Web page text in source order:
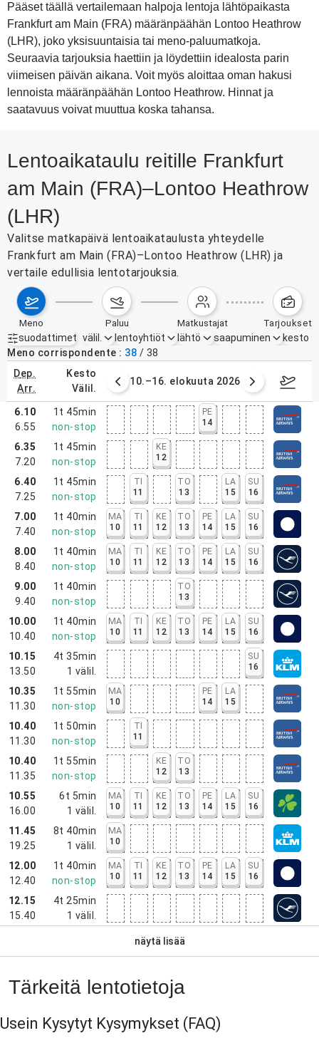
Pääset täällä vertailemaan halpoja lentoja lähtöpaikasta
Frankfurt am Main (FRA) määränpäähän Lontoo Heathrow
(LHR), joko yksisuuntaisia tai meno-paluumatkoja.
Seuraavia tarjouksia haettiin ja löydettiin idealosta parin
viimeisen päivän aikana. Voit myös aloittaa oman hakusi
lennoista määränpäähän Lontoo Heathrow. Hinnat ja
saatavuus voivat muuttua koska tahansa.
Lentoaikataulu reitille Frankfurt
am Main (FRA)–Lontoo Heathrow
(LHR)
Valitse matkapäivä lentoaikataulusta yhteydelle
Frankfurt am Main (FRA)–Lontoo Heathrow (LHR) ja
vertaile edullisia lentotarjouksia.
meno paluu matkustajat tarjoukset
suodattimet
Aktiiviset suodattimet ei mitään
välil. lentoyhtiöt lähtö saapuminen
kesto
Meno corrispondente
38 / 38
dep.
arr.
kesto
välil.
elokuuta 2026 10.–16. elokuuta 2026
6.10
6.55
1t 45min
non-stop
PE
14
6.35
7.20
1t 45min
non-stop
KE
12
6.40
7.25
1t 45min
non-stop
TI
11
TO
13
LA
15
SU
16
7.00
7.40
1t 40min
non-stop
MA
10
TI
11
KE
12
TO
13
PE
14
LA
15
SU
16
8.00
8.40
1t 40min
non-stop
MA
10
TI
11
KE
12
TO
13
PE
14
LA
15
SU
16
9.00
9.40
1t 40min
non-stop
TO
13
10.00
10.40
1t 40min
non-stop
MA
10
TI
11
KE
12
TO
13
PE
14
LA
15
SU
16
10.15
13.50
4t 35min
1 välil.
SU
16
10.35
11.30
1t 55min
non-stop
MA
10
PE
14
LA
15
10.40
11.30
1t 50min
non-stop
TI
11
10.40
11.35
1t 55min
non-stop
KE
12
TO
13
10.55
16.00
6t 5min
1 välil.
MA
10
TI
11
KE
12
TO
13
PE
14
LA
15
SU
16
11.45
19.25
8t 40min
1 välil.
MA
10
12.00
12.40
1t 40min
non-stop
MA
10
TI
11
KE
12
TO
13
PE
14
LA
15
SU
16
12.15
15.40
4t 25min
1 välil.
näytä lisää
Tärkeitä lentotietoja
Usein Kysytyt Kysymykset (FAQ)